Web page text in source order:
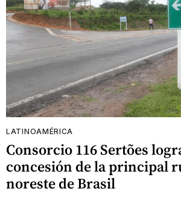
LATINOAMÉRICA
Consorcio 116 Sertões
concesión de la principal
noreste de Brasil